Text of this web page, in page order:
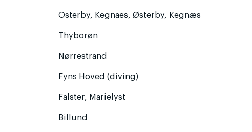
Osterby, Kegnaes, Østerby, Kegnæs
Thyborøn
Nørrestrand
Fyns Hoved (diving)
Falster, Marielyst
Billund